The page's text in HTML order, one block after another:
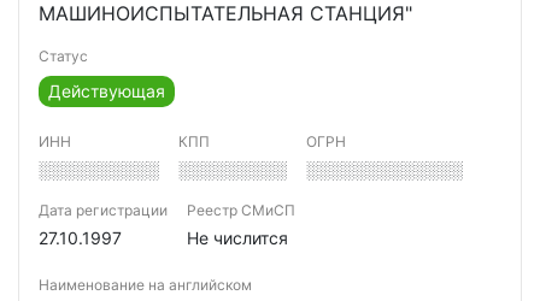
МАШИНОИСПЫТАТЕЛЬНАЯ СТАНЦИЯ"
Статус
Действующая
ИНН
░░░░░░░░░░
КПП
░░░░░░░░░
ОГРН
░░░░░░░░░░░░░
Дата регистрации
27.10.1997
Реестр СМиСП
Не числится
Наименование на английском